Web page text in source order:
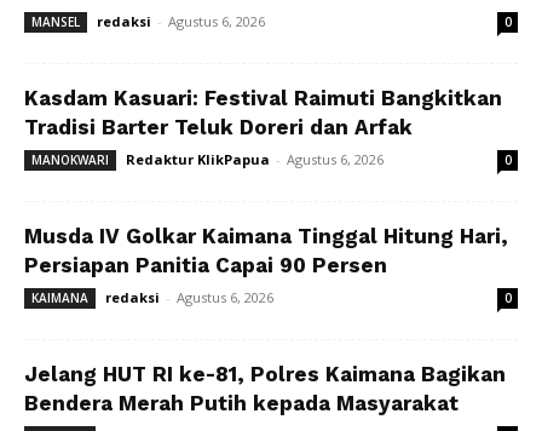
MANSEL redaksi - Agustus 6, 2026 0
Kasdam Kasuari: Festival Raimuti Bangkitkan
Tradisi Barter Teluk Doreri dan Arfak
MANOKWARI Redaktur KlikPapua - Agustus 6, 2026 0
Musda IV Golkar Kaimana Tinggal Hitung Hari,
Persiapan Panitia Capai 90 Persen
KAIMANA redaksi - Agustus 6, 2026 0
Jelang HUT RI ke-81, Polres Kaimana Bagikan
Bendera Merah Putih kepada Masyarakat